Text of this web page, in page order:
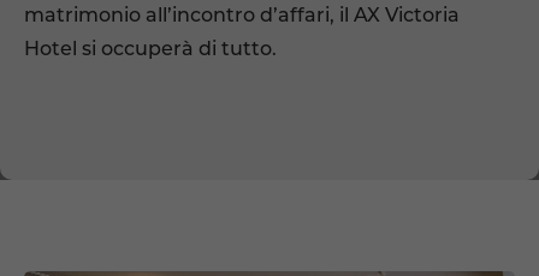
matrimonio all’incontro d’affari, il AX Victoria
Hotel si occuperà di tutto.